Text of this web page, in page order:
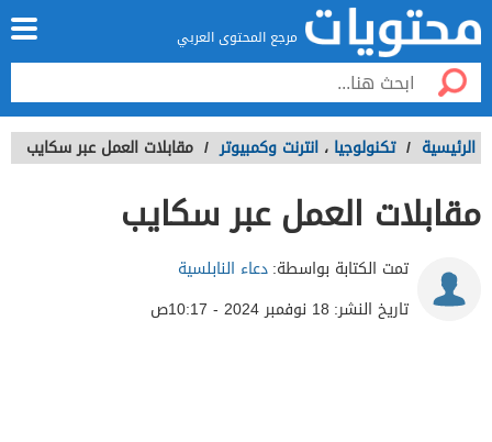
مرجع المحتوى العربي
الرئيسية / تكنولوجيا ، انترنت وكمبيوتر / مقابلات العمل عبر سكايب
مقابلات العمل عبر سكايب
تمت الكتابة بواسطة:دعاء النابلسية
تاريخ النشر: 18 نوفمبر 2024 - 10:17ص